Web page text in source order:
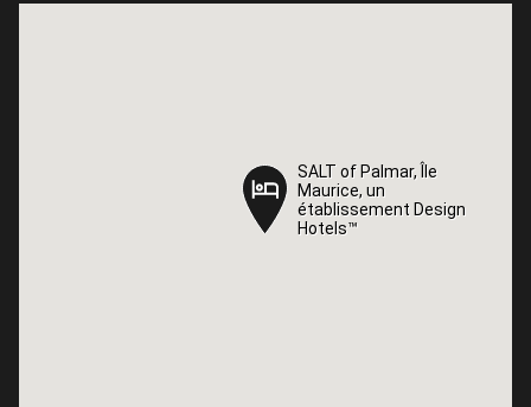
SALT of Palmar, Île
Maurice, un
établissement Design
Hotels™
SALT of Palmar, Île
Maurice, un
établissement Design
Hotels™